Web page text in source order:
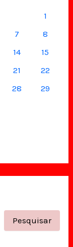
1
7
8
14
15
21
22
28
29
Pesquisar